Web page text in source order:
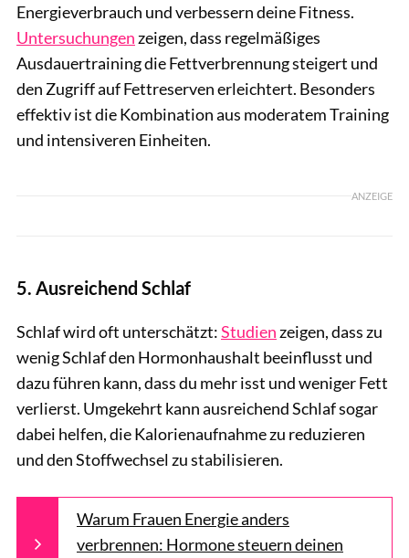
Energieverbrauch und verbessern deine Fitness.
Untersuchungenzeigen, dass regelmäßiges
Ausdauertraining die Fettverbrennung steigert und
den Zugriff auf Fettreserven erleichtert. Besonders
effektiv ist die Kombination aus moderatem Training
und intensiveren Einheiten.
ANZEIGE
5. Ausreichend Schlaf
Schlaf wird oft unterschätzt:Studienzeigen, dass zu
wenig Schlaf den Hormonhaushalt beeinflusst und
dazu führen kann, dass du mehr isst und weniger Fett
verlierst. Umgekehrt kann ausreichend Schlaf sogar
dabei helfen, die Kalorienaufnahme zu reduzieren
und den Stoffwechsel zu stabilisieren.
Warum Frauen Energie anders
verbrennen: Hormone steuern deinen